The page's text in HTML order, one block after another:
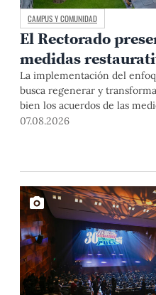
CAMPUS Y COMUNIDAD
El Rectorado
medidas
La implementación del
busca regenerar y
bien los acuerdos de las
considerados por las
07.08.2026